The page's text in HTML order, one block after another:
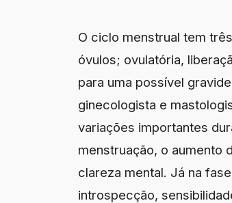
O ciclo menstrual tem
óvulos; ovulatória,
para uma possível
ginecologista e
variações importantes
menstruação, o aumento
clareza mental. Já na
introspecção,